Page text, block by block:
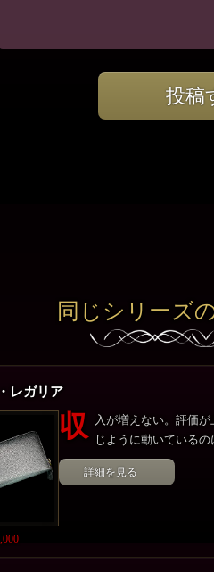
投稿
同じシリーズ
レガリア
収
入が増えない。評価
じように動いているの
詳細を見る